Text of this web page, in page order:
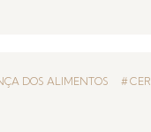
DOS ALIMENTOS